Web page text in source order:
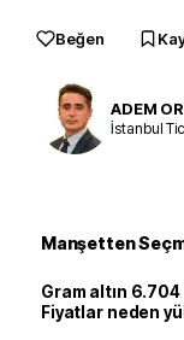
Beğen
ADEM
İstanbul
Manşetten
Gram altın
Fiyatlar neden